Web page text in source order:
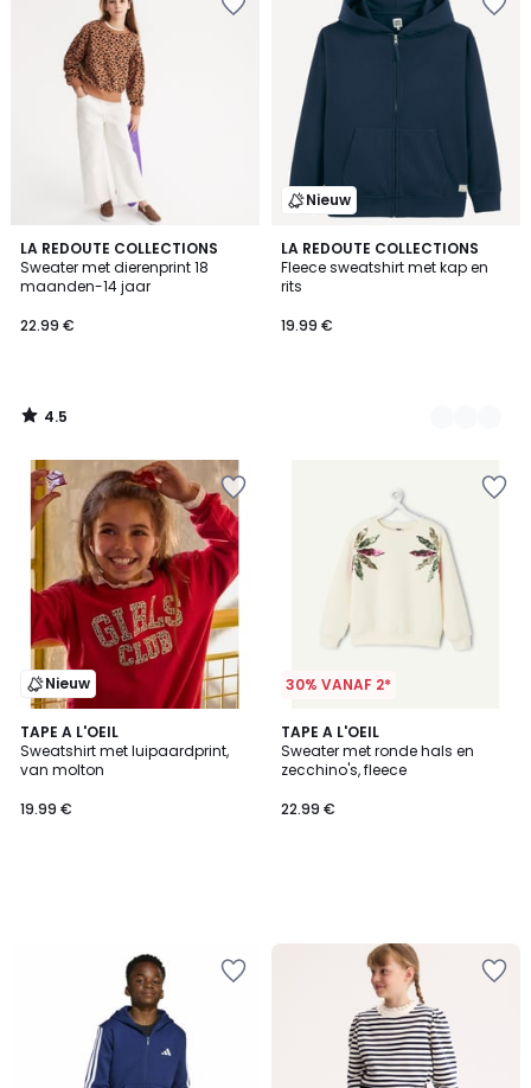
LA REDOUTE COLLECTIONS
Sweater met dierenprint 18
maanden-14 jaar
22.99 €
4.5
/ 5
4.5
/
Nieuw
LA REDOUTE COLLECTIONS
Fleece sweatshirt met kap en
rits
19.99 €
4
Kleuren
Nieuw
TAPE A L'OEIL
Sweatshirt met luipaardprint,
van molton
19.99 €
30% VANAF 2*
TAPE A L'OEIL
Sweater met ronde hals en
zecchino's, fleece
22.99 €